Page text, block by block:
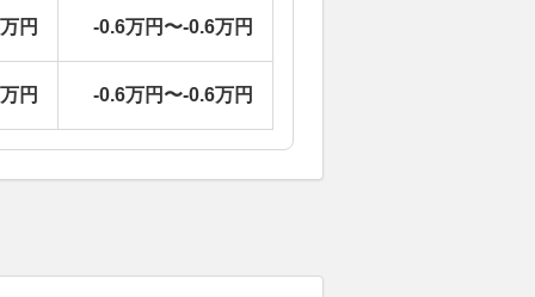
円 -0.6万円〜-0.6万円
円 -0.6万円〜-0.6万円